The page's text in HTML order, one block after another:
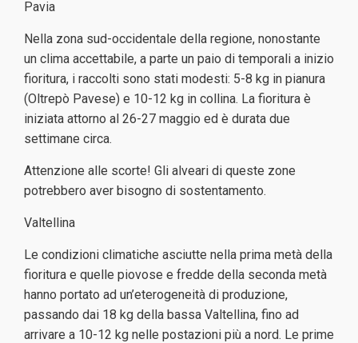
Pavia
Nella zona sud-occidentale della regione, nonostante
un clima accettabile, a parte un paio di temporali a inizio
fioritura, i raccolti sono stati modesti: 5-8 kg in pianura
(Oltrepò Pavese) e 10-12 kg in collina. La fioritura è
iniziata attorno al 26-27 maggio ed è durata due
settimane circa.
Attenzione alle scorte! Gli alveari di queste zone
potrebbero aver bisogno di sostentamento.
Valtellina
Le condizioni climatiche asciutte nella prima metà della
fioritura e quelle piovose e fredde della seconda metà
hanno portato ad un’eterogeneità di produzione,
passando dai 18 kg della bassa Valtellina, fino ad
arrivare a 10-12 kg nelle postazioni più a nord. Le prime